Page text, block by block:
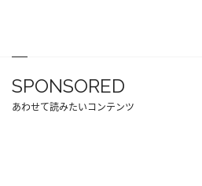
SPONSORED
あわせて読みたいコンテンツ